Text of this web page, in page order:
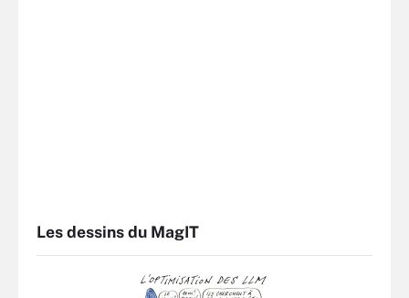
Les dessins du MagIT